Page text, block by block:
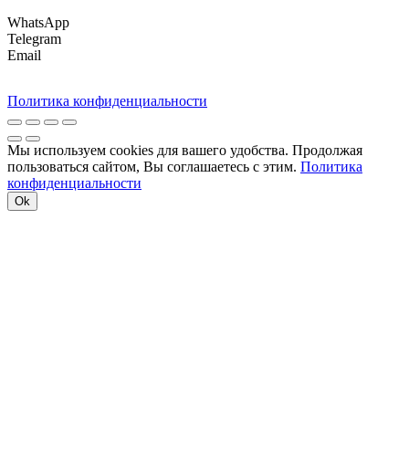
WhatsApp
Telegram
Email
Политика конфиденциальности
Мы используем cookies для вашего удобства. Продолжая
пользоваться сайтом, Вы соглашаетесь с этим. Политика
конфиденциальности
Ok